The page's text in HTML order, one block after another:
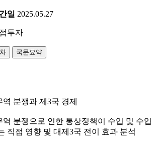
일 2025.05.27
투자
국문요약
분쟁과 제3국 경제
역 분쟁으로 인한 통상정책이 수입 및 수입
직접 영향 및 대제3국 전이 효과 분석